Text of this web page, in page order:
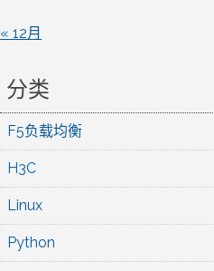
« 12月
分类
F5负载均衡
H3C
Linux
Python